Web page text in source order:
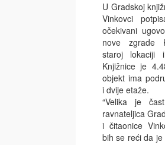
U Gradskoj
Vinkovci
očekivani
nove zgrade
staroj
Knjižnice je
objekt ima
i dvije etaže.
“Velika je
ravnateljica
i čitaonice
bih se reći da